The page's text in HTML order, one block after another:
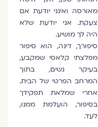
מאורסה ואינני יודעת אם
צעקת. אני יודעת שלא
היה לך מושיע.
סיפורך, דינה, הוא סיפור
מפלצתי קלאסי שמקבע,
בעיקר נשים, בתוך
המרחב הפרטי של הבית.
אחרי שמלאת תפקידך
בסיפור, הועלמת ממנו,
לעד.